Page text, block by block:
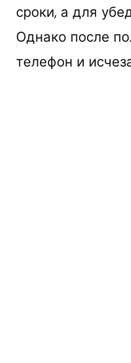
сроки, а для
Однако после
телефон и